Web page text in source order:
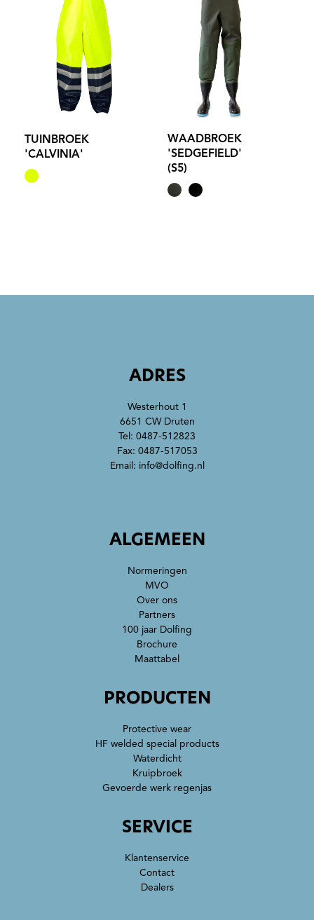
TUINBROEK
'CALVINIA'
WAADBROEK
'SEDGEFIELD'
(S5)
ADRES
Westerhout 1
6651 CW Druten
Tel: 0487-512823
Fax: 0487-517053
Email: info@dolfing.nl
ALGEMEEN
Normeringen
MVO
Over ons
Partners
100 jaar Dolfing
Brochure
Maattabel
PRODUCTEN
Protective wear
HF welded special products
Waterdicht
Kruipbroek
Gevoerde werk regenjas
SERVICE
Klantenservice
Contact
Dealers